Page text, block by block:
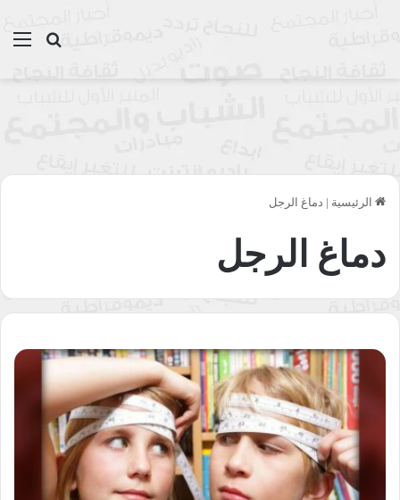
بحث
الرئيسية | دماغ الرجل
دماغ الرجل